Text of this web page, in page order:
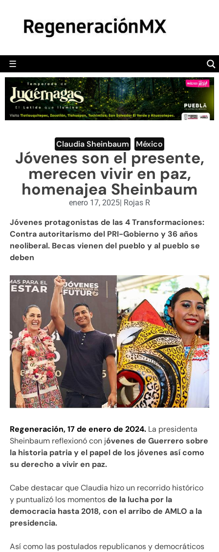
☰
POLÍTICA
CAMALEÓN
OPINIÓN
DEPORTES
ENGLISH SECTION
VIDEOS
Claudia Sheinbaum México
Jóvenes son el presente,
merecen vivir en paz,
homenajea Sheinbaum
enero 17, 2025| Rojas R
Jóvenes protagonistas de las 4 Transformaciones:
Contra autoritarismo del PRI-Gobierno y 36 años
neoliberal. Becas vienen del pueblo y al pueblo se
deben
Regeneración, 17 de enero de 2024. La presidenta
Sheinbaum reflexionó con jóvenes de Guerrero sobre
la historia patria y el papel de los jóvenes así como
su derecho a vivir en paz.
Cabe destacar que Claudia hizo un recorrido histórico
y puntualizó los momentosde la lucha por la
democracia hasta 2018, con el arribo de AMLO a la
presidencia.
Así como las postulados republicanos y democráticos